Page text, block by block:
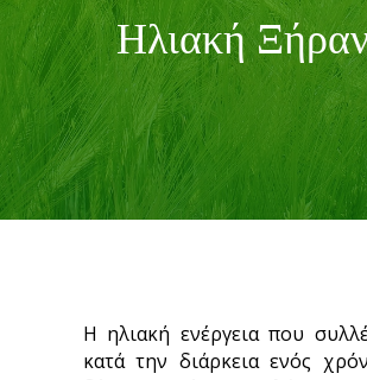
Ηλιακή
Η ηλιακή ενέργεια που
κατά την διάρκεια ενός